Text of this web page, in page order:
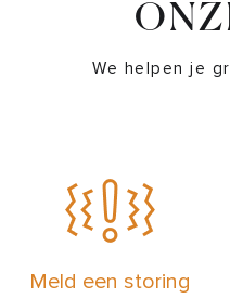
We helpen je
Meld een storing